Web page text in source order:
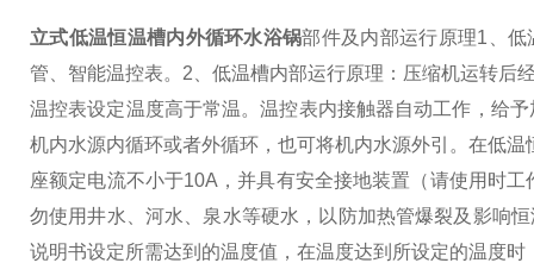
立式低温恒温槽内外循环水浴锅部件及内部运行原理1、低
管、智能温控表。 2、低温槽内部运行原理：压缩机运转后
温控表设定温度高于常温。温控表内接触器自动工作，给
机内水源内循环或者外循环，也可将机内水源外引。在低
座额定电流不小于10A，并具有安全接地装置（请使用时
勿使用井水、河水、泉水等硬水，以防加热管爆裂及影响
说明书设定所需达到的温度值，在温度达到所设定的温度